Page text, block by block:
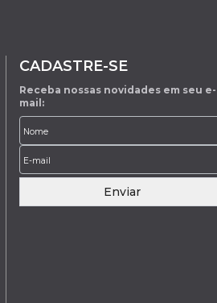
CADASTRE-SE
Receba nossas novidades em seu e-
mail:
Enviar